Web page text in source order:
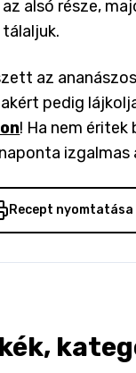
az alsó része,
az
pedig
! Ha nem éritek
Recept nyomtatása